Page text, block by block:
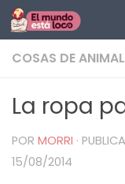
Saltar al
COSAS DE
La ropa
POR MORRI ·
15/08/2014